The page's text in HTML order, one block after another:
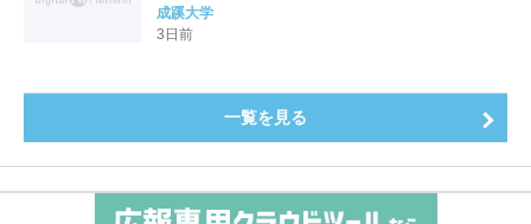
全国第1位を獲得！～実就職率は26.5%（前年比＋
4.3pt）に伸長、東京の私立大学でも10位にランクイン
成蹊大学
3日前
一覧を見る